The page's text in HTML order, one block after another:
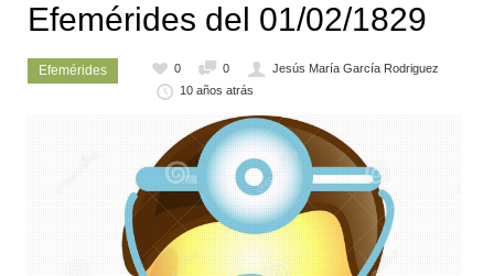
Efemérides del 01/02/1829
Efemérides 0 0
Jesús María García Rodriguez
10 años atrás